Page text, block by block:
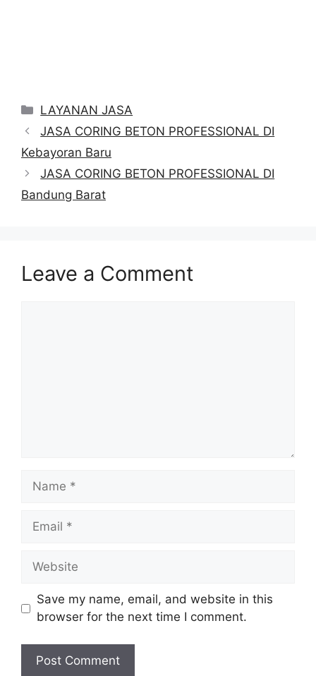
Categories
LAYANAN JASA
JASA CORING BETON PROFESSIONAL DI
Kebayoran Baru
JASA CORING BETON PROFESSIONAL DI
Bandung Barat
Leave a Comment
Name
Email
Website
Save my name, email, and website in this
browser for the next time I comment.